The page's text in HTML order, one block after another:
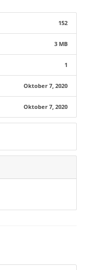
152
3 MB
1
Oktober 7, 2020
Oktober 7, 2020